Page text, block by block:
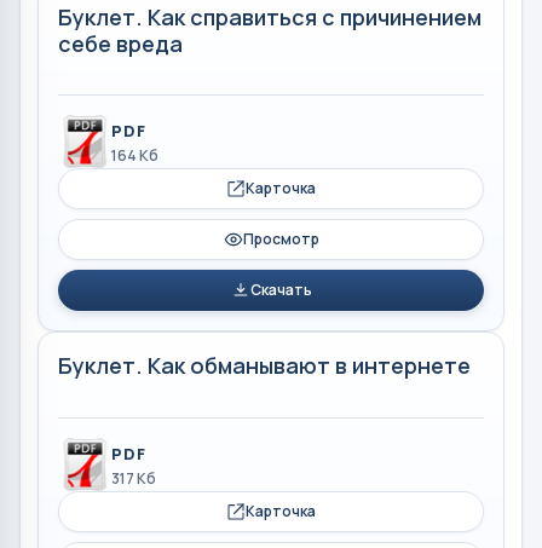
Буклет. Как справиться с причинением
себе вреда
PDF
164 Кб
Карточка
Просмотр
Скачать
Буклет. Как обманывают в интернете
PDF
317 Кб
Карточка